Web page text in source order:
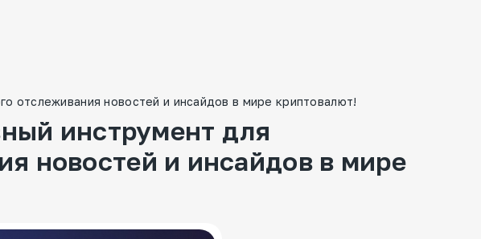
отслеживания новостей и инсайдов в мире криптовалют!
инструмент для
новостей и инсайдов в мире